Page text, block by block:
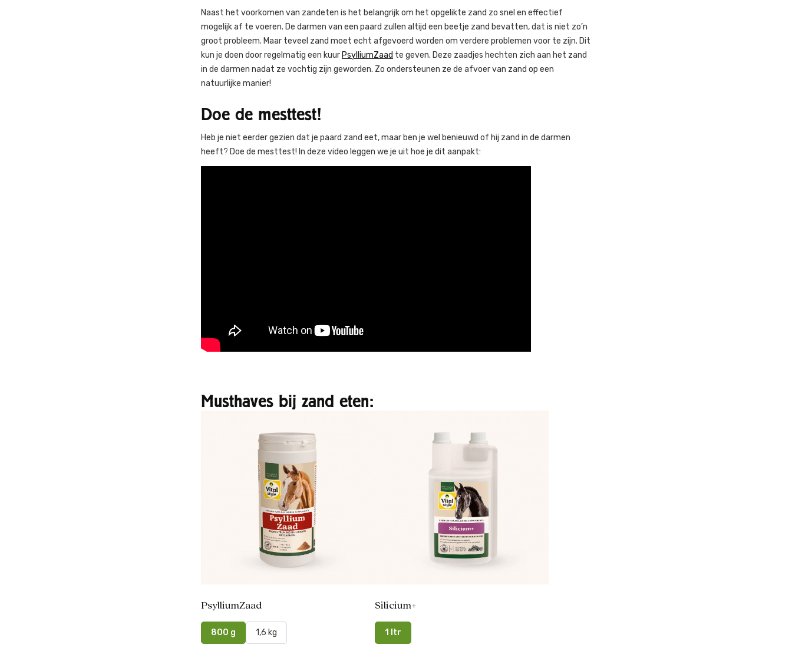
Naast het voorkomen van zandeten is het belangrijk om het opgelikte zand zo snel en effectief
mogelijk af te voeren. De darmen van een paard zullen altijd een beetje zand bevatten, dat is niet zo’n
groot probleem. Maar teveel zand moet echt afgevoerd worden om verdere problemen voor te zijn. Dit
kun je doen door regelmatig een kuur PsylliumZaad te geven. Deze zaadjes hechten zich aan het zand
in de darmen nadat ze vochtig zijn geworden. Zo ondersteunen ze de afvoer van zand op een
natuurlijke manier!
Doe de mesttest!
Heb je niet eerder gezien dat je paard zand eet, maar ben je wel benieuwd of hij zand in de darmen
heeft? Doe de mesttest! In deze video leggen we je uit hoe je dit aanpakt:
Musthaves bij zand eten:
PsylliumZaad
800 g 1,6 kg
Silicium+
1 ltr